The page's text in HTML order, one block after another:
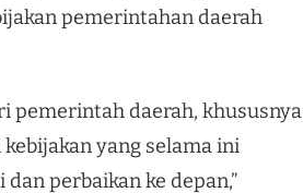
pemerintahan daerah
pemerintah daerah, khususnya
yang selama ini
perbaikan ke depan,”